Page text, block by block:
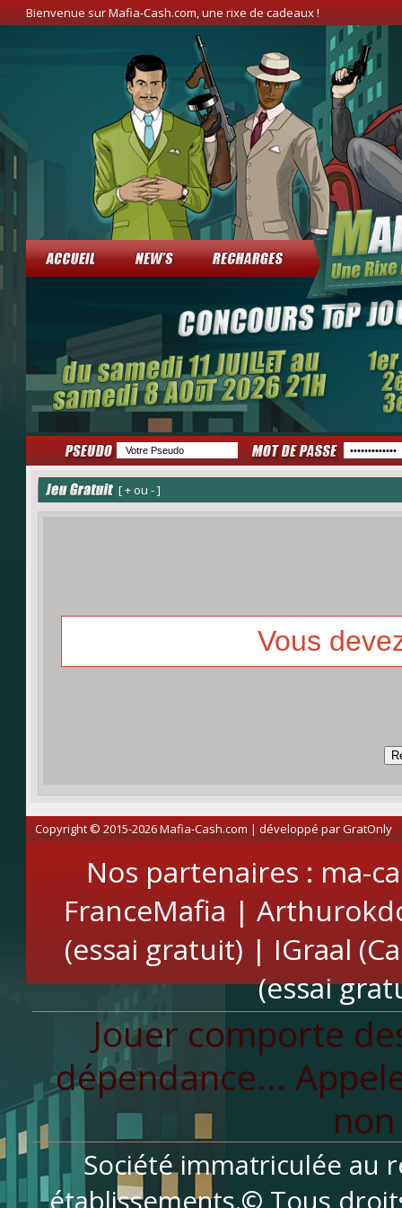
Bienvenue sur Mafia-Cash.com, une rixe de cadeaux !
[ + ou - ]
Vous
Copyright © 2015-2026 Mafia-Cash.com | développé parGratOnly
Nos partenaires : ma-
FranceMafia |
(essai gratuit) | IGraal
(essai
Jouer comporte
dépendance...
Société immatriculée au
établissements.© Tous